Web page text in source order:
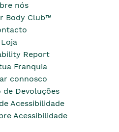
nós
Body Club™
Loja
Report
Franquia
connosco
de Devoluções
Acessibilidade
Acessibilidade